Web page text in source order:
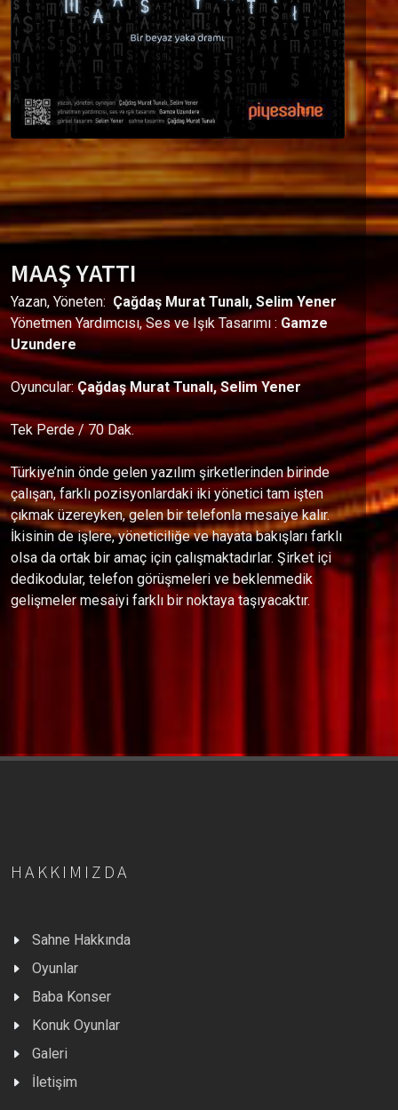
MAAŞ YATTI
Yazan, Yöneten: Çağdaş Murat Tunalı, Selim Yener
Yönetmen Yardımcısı, Ses ve Işık Tasarımı : Gamze
Uzundere
Oyuncular:Çağdaş Murat Tunalı, Selim Yener
Tek Perde / 70 Dak.
Türkiye’nin önde gelen yazılım şirketlerinden birinde
çalışan, farklı pozisyonlardaki iki yönetici tam işten
çıkmak üzereyken, gelen bir telefonla mesaiye kalır.
İkisinin de işlere, yöneticiliğe ve hayata bakışları farklı
olsa da ortak bir amaç için çalışmaktadırlar. Şirket içi
dedikodular, telefon görüşmeleri ve beklenmedik
gelişmeler mesaiyi farklı bir noktaya taşıyacaktır.
HAKKIMIZDA
Sahne Hakkında
Oyunlar
Baba Konser
Konuk Oyunlar
Galeri
İletişim